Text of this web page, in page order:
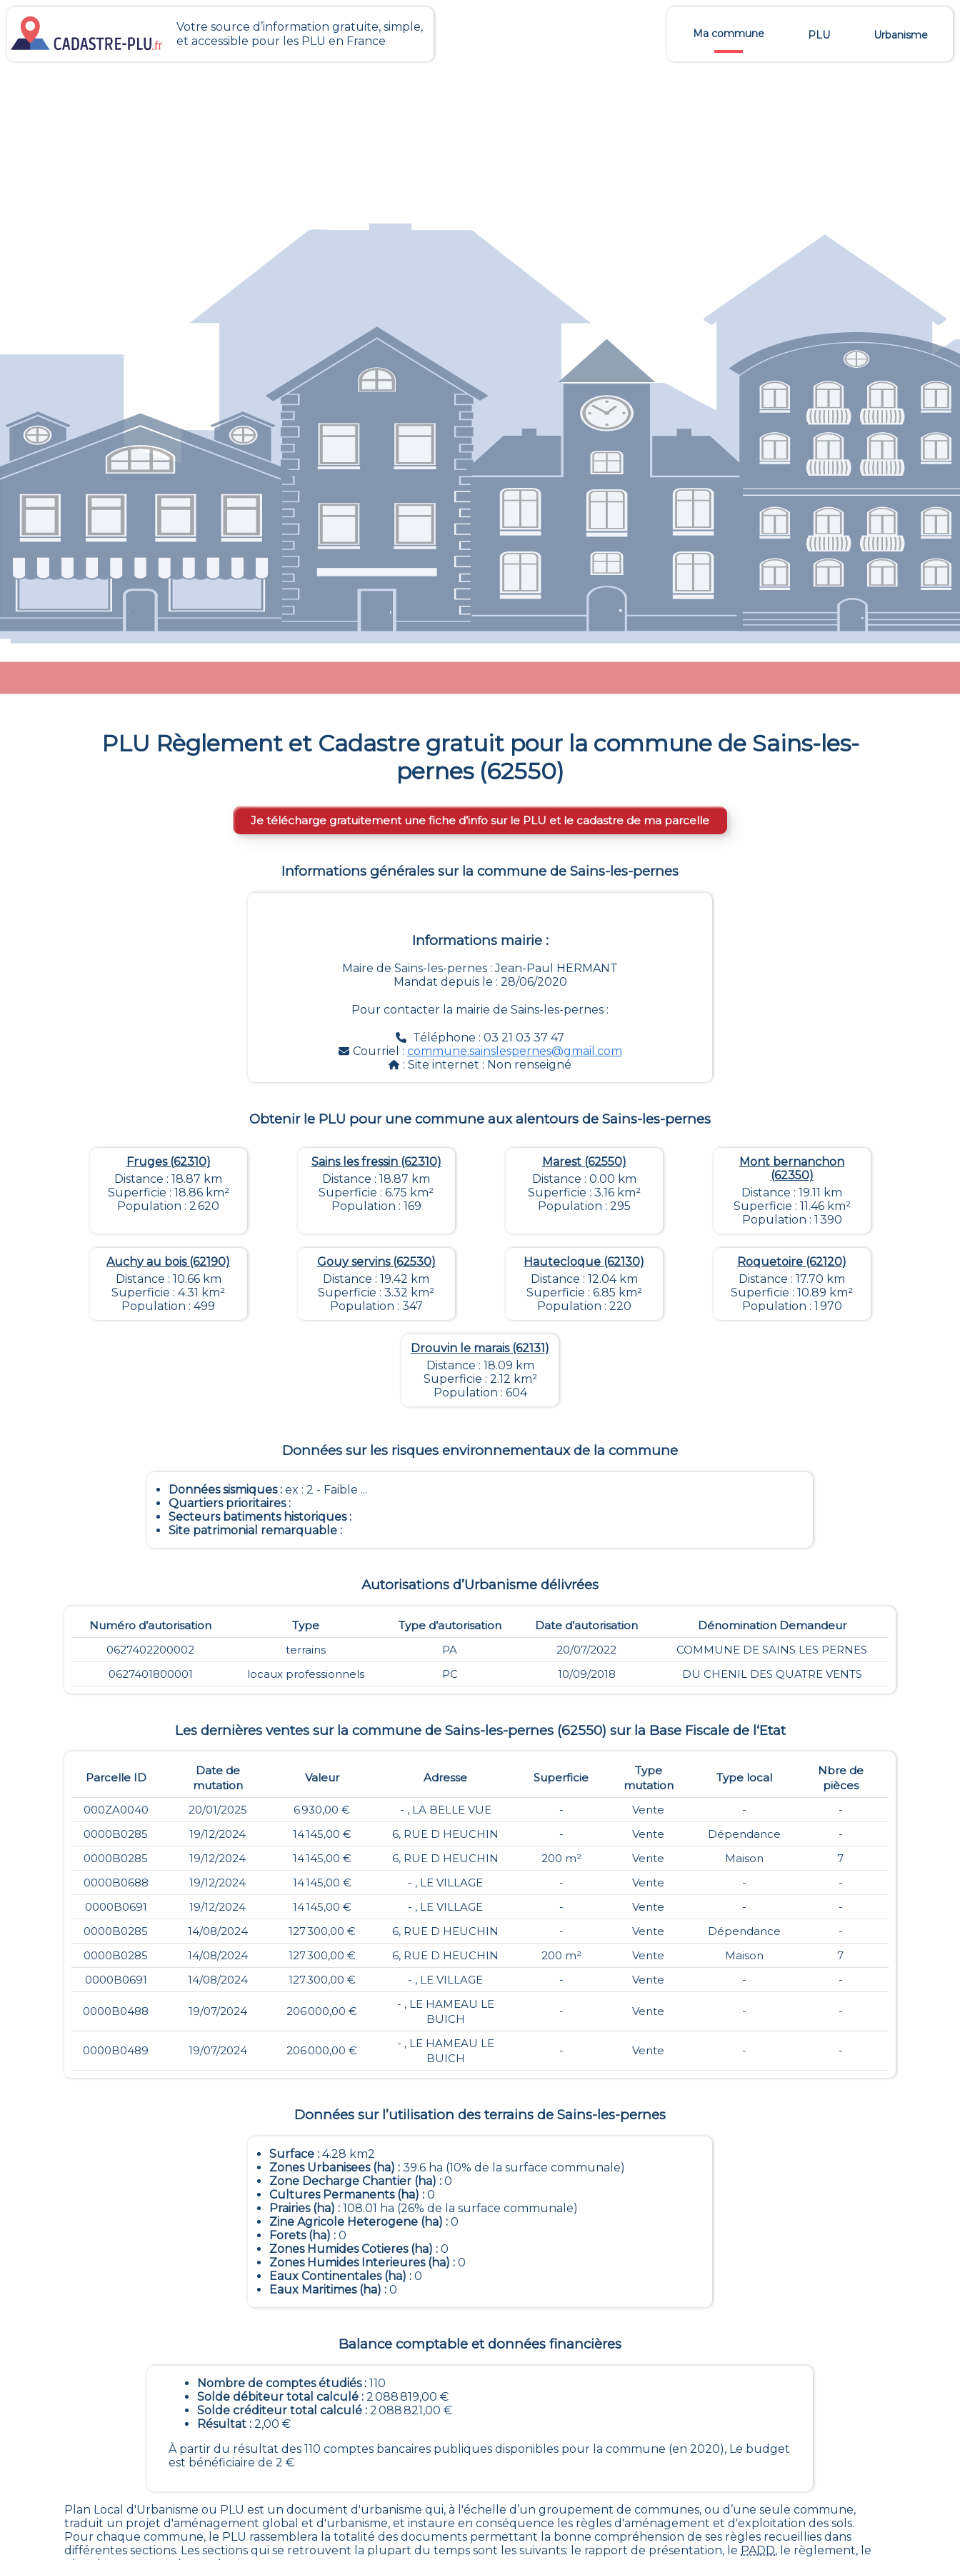
Votre source d’information gratuite, simple,
et accessible pour les PLU en France
Ma commune PLU Urbanisme
PLU Règlement et Cadastre gratuit pour la commune de Sains-les-
pernes(62550)
Je télécharge gratuitement une fiche d’info sur le PLU et le cadastre de ma parcelle
Informations générales sur la commune de Sains-les-pernes
Informations mairie :
Maire de Sains-les-pernes : Jean-Paul HERMANT
Mandat depuis le : 28/06/2020
Pour contacter la mairie de Sains-les-pernes :
Téléphone : 03 21 03 37 47
Courriel : commune.sainslespernes@gmail.com
: Site internet : Non renseigné
Obtenir le PLU pour une commune aux alentours de Sains-les-pernes
Fruges (62310)
Distance : 18.87 km
Superficie : 18.86 km²
Population : 2 620
Sains les fressin (62310)
Distance : 18.87 km
Superficie : 6.75 km²
Population : 169
Marest (62550)
Distance : 0.00 km
Superficie : 3.16 km²
Population : 295
Mont bernanchon
(62350)
Distance : 19.11 km
Superficie : 11.46 km²
Population : 1 390
Auchy au bois (62190)
Distance : 10.66 km
Superficie : 4.31 km²
Population : 499
Gouy servins (62530)
Distance : 19.42 km
Superficie : 3.32 km²
Population : 347
Hautecloque (62130)
Distance : 12.04 km
Superficie : 6.85 km²
Population : 220
Roquetoire (62120)
Distance : 17.70 km
Superficie : 10.89 km²
Population : 1 970
Drouvin le marais (62131)
Distance : 18.09 km
Superficie : 2.12 km²
Population : 604
Données sur les risques environnementaux de la commune
Données sismiques:ex : 2 - Faible ...
Quartiers prioritaires:
Secteurs batiments historiques:
Site patrimonial remarquable :
Autorisations d’Urbanisme délivrées
Numéro d’autorisation Type Type d’autorisation Date d’autorisation
Dénomination Demandeur
0627402200002
terrains PA 20/07/2022
COMMUNE DE SAINS LES PERNES
0627401800001
locaux professionnels PC 10/09/2018 DU CHENIL DES QUATRE VENTS
Les dernières ventes sur la commune de Sains-les-pernes(62550) sur la Base Fiscale de l‘Etat
Parcelle ID
Date de
mutation
Valeur Adresse Superficie
Type
mutation
Type local
Nbre de
pièces
000ZA0040
20/01/2025 6 930,00 € - , LA BELLE VUE - Vente -
-
0000B0285
19/12/2024 14 145,00 € 6, RUE D HEUCHIN - Vente Dépendance
-
0000B0285
19/12/2024 14 145,00 € 6, RUE D HEUCHIN 200 m² Vente Maison
7
0000B0688
19/12/2024 14 145,00 € - , LE VILLAGE - Vente -
-
0000B0691
19/12/2024 14 145,00 € - , LE VILLAGE - Vente -
-
0000B0285
14/08/2024 127 300,00 € 6, RUE D HEUCHIN - Vente Dépendance
-
0000B0285
14/08/2024 127 300,00 € 6, RUE D HEUCHIN 200 m² Vente Maison
7
0000B0691
14/08/2024 127 300,00 € - , LE VILLAGE - Vente - -
0000B0488 19/07/2024 206 000,00 €
- , LE HAMEAU LE
BUICH
- Vente - -
0000B0489 19/07/2024 206 000,00 €
- , LE HAMEAU LE
BUICH
- Vente - -
Données sur l’utilisation des terrains de Sains-les-pernes
Surface : 4.28 km2
Zones Urbanisees (ha) : 39.6 ha (10% de la surface communale)
Zone Decharge Chantier (ha) : 0
Cultures Permanents (ha) : 0
Prairies (ha) : 108.01 ha (26% de la surface communale)
Zine Agricole Heterogene (ha) : 0
Forets (ha) : 0
Zones Humides Cotieres (ha) : 0
Zones Humides Interieures (ha) : 0
Eaux Continentales (ha) : 0
Eaux Maritimes (ha) : 0
Balance comptable et données financières
Nombre de comptes étudiés :110
Solde débiteur total calculé :2 088 819,00 €
Solde créditeur total calculé :2 088 821,00 €
Résultat :2,00 €
À partir du résultat des 110 comptes bancaires publiques disponibles pour la commune (en 2020), Le budget
est bénéficiaire de 2 €
Plan Local d'Urbanisme ou PLU est un document d'urbanisme qui, à l'échelle d’un groupement de communes, ou d’une seule commune,
traduit un projet d'aménagement global et d'urbanisme, et instaure en conséquence les règles d'aménagement et d'exploitation des sols.
Pour chaque commune, le PLU rassemblera la totalité des documents permettant la bonne compréhension de ses règles recueillies dans
différentes sections. Les sections qui se retrouvent la plupart du temps sont les suivants: le rapport de présentation, le PADD, le règlement, le